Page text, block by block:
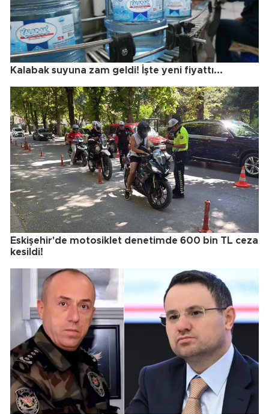
Kalabak suyuna zam geldi! İşte yeni fiyattı...
Eskişehir'de motosiklet denetimde 600 bin TL ceza
kesildi!